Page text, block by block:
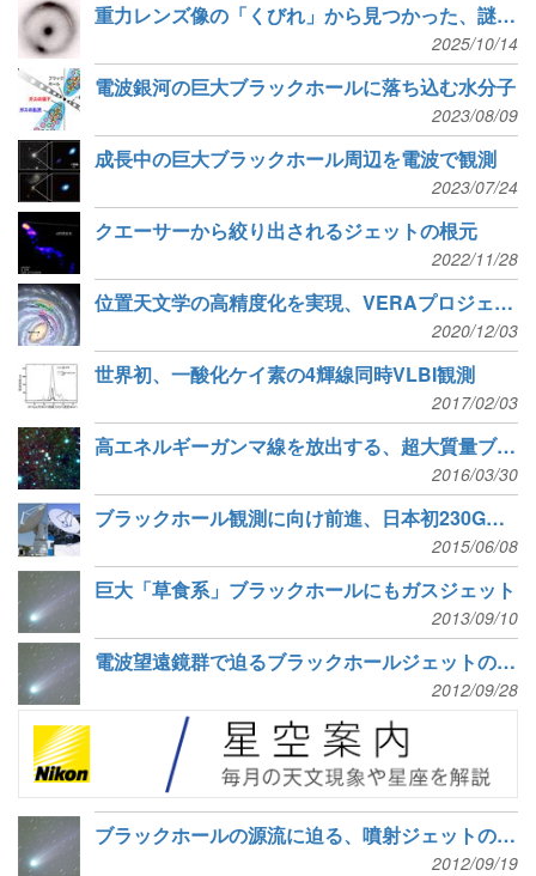
重力レンズ像の「くびれ」から見つかった、謎のダーク天体
2025/10/14
電波銀河の巨大ブラックホールに落ち込む水分子
2023/08/09
成長中の巨大ブラックホール周辺を電波で観測
2023/07/24
クエーサーから絞り出されるジェットの根元
2022/11/28
位置天文学の高精度化を実現、VERAプロジェクト20年の成果
2020/12/03
世界初、一酸化ケイ素の4輝線同時VLBI観測
2017/02/03
高エネルギーガンマ線を放出する、超大質量ブラックホール候補天体の大規模探査
2016/03/30
ブラックホール観測に向け前進、日本初230GHz電波干渉計実験観測に成功
2015/06/08
巨大「草食系」ブラックホールにもガスジェット
2013/09/10
電波望遠鏡群で迫るブラックホールジェットの根元
2012/09/28
ブラックホールの源流に迫る、噴射ジェットの方向転換
2012/09/19